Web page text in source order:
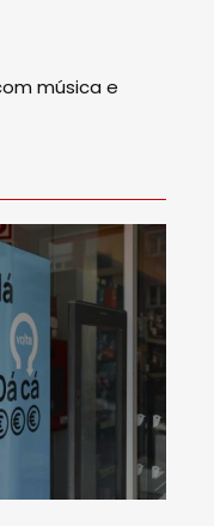
música e